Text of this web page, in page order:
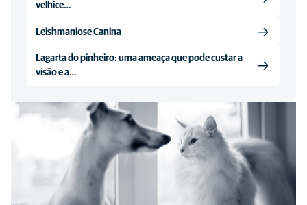
velhice…
Leishmaniose Canina
Lagarta do pinheiro: uma ameaça que pode custar a
visão e a…